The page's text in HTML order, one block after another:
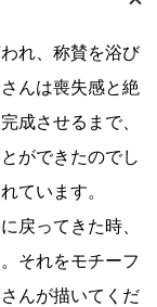
れ、称賛を浴び
んは喪失感と絶
成させるまで、
ができたのでし
ています。
戻ってきた時、
それをモチーフ
んが描いてくだ